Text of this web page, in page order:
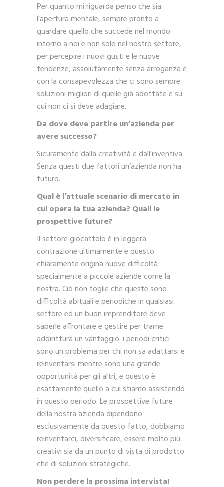
Per quanto mi riguarda penso che sia
l’apertura mentale, sempre pronto a
guardare quello che succede nel mondo
intorno a noi e non solo nel nostro settore,
per percepire i nuovi gusti e le nuove
tendenze, assolutamente senza arroganza e
con la consapevolezza che ci sono sempre
soluzioni migliori di quelle già adottate e su
cui non ci si deve adagiare.
Da dove deve partire un’azienda per
avere successo?
Sicuramente dalla creatività e dall’inventiva.
Senza questi due fattori un’azienda non ha
futuro.
Qual è l’attuale scenario di mercato in
cui opera la tua azienda? Quali le
prospettive future?
Il settore giocattolo è in leggera
contrazione ultimamente e questo
chiaramente origina nuove difficoltà
specialmente a piccole aziende come la
nostra. Ciò non toglie che queste sono
difficoltà abituali e periodiche in qualsiasi
settore ed un buon imprenditore deve
saperle affrontare e gestire per trarne
addirittura un vantaggio: i periodi critici
sono un problema per chi non sa adattarsi e
reinventarsi mentre sono una grande
opportunità per gli altri, e questo è
esattamente quello a cui stiamo assistendo
in questo periodo. Le prospettive future
della nostra azienda dipendono
esclusivamente da questo fatto, dobbiamo
reinventarci, diversificare, essere molto più
creativi sia da un punto di vista di prodotto
che di soluzioni strategiche.
Non perdere la prossima intervista!